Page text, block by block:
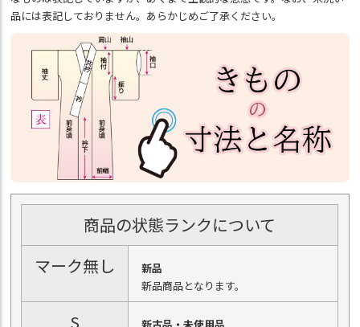
品には表記しておりません。あらかじめご了承ください。
商品の状態ランクについて
マーク無し
新品
新品商品となります。
S